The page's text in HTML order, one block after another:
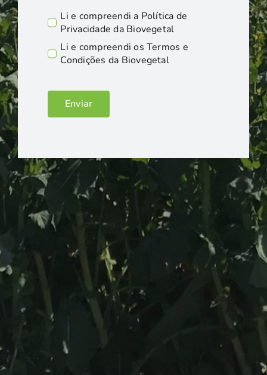
Li e compreendi a Política de
Privacidade da Biovegetal
Li e compreendi os Termos e
Condições da Biovegetal
Enviar